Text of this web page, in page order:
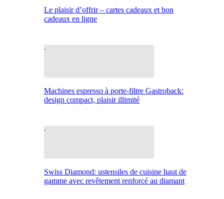
Le plaisir d’offrir – cartes cadeaux et bon
cadeaux en ligne
Machines espresso à porte-filtre Gastroback:
design compact, plaisir illimité
Swiss Diamond: ustensiles de cuisine haut de
gamme avec revêtement renforcé au diamant